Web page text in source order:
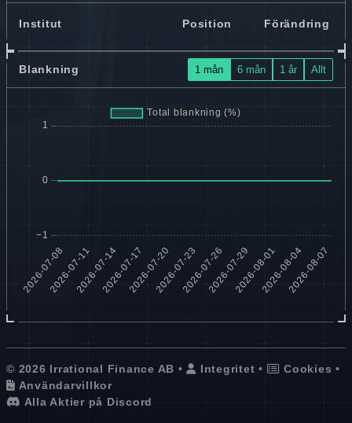
Institut Position Förändring
Blankning 1 mån 6 mån 1 år Allt
© 2026 Irrational Finance AB • Integritet • Cookies •
Användarvillkor
Alla Aktier på Discord